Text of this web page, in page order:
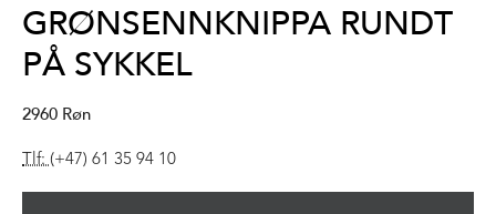
GRØNSENNKNIPPA RUNDT
PÅ SYKKEL
2960 Røn
Tlf:(+47) 61 35 94 10